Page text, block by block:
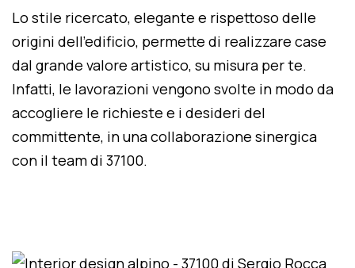
Lo stile ricercato, elegante e rispettoso delle
origini dell'edificio, permette di realizzare case
dal grande valore artistico, su misura per te.
Infatti, le lavorazioni vengono svolte in modo da
accogliere le richieste e i desideri del
committente, in una collaborazione sinergica
con il team di 37100.